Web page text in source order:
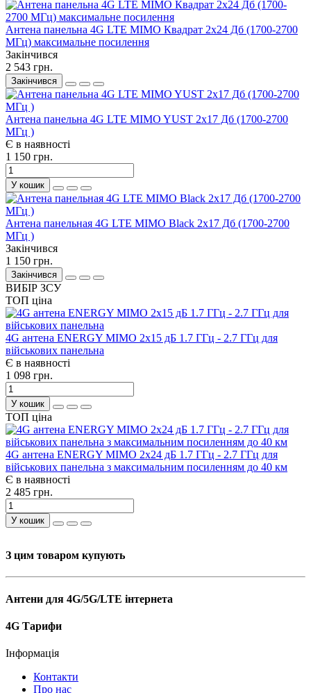
Антена панельна 4G LTE MIMO Квадрат 2х24 Дб (1700-2700
МГц) максимальне посилення
Закінчився
2 543 грн.
Закінчився
Антена панельна 4G LTE MIMO YUST 2x17 Дб (1700-2700
МГц )
Є в наявності
1 150 грн.
У кошик
Антена панельная 4G LTE MIMO Black 2x17 Дб (1700-2700
МГц )
Закінчився
1 150 грн.
Закінчився
ВИБІР ЗСУ
ТОП ціна
4G антена ENERGY MIMO 2x15 дБ 1.7 ГГц - 2.7 ГГц для
військових панельна
Є в наявності
1 098 грн.
У кошик
ТОП ціна
4G антена ENERGY MIMO 2x24 дБ 1.7 ГГц - 2.7 ГГц для
військових панельна з максимальним посиленням до 40 км
Є в наявності
2 485 грн.
У кошик
З цим товаром купують
Антени для 4G/5G/LTE інтернета
4G Тарифи
Інформація
Контакти
Про нас